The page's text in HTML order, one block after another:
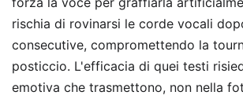
rischia di rovinarsi le corde vocali
consecutive, compromettendo la
posticcio. L'efficacia di quei testi
emotiva che trasmettono, non nella